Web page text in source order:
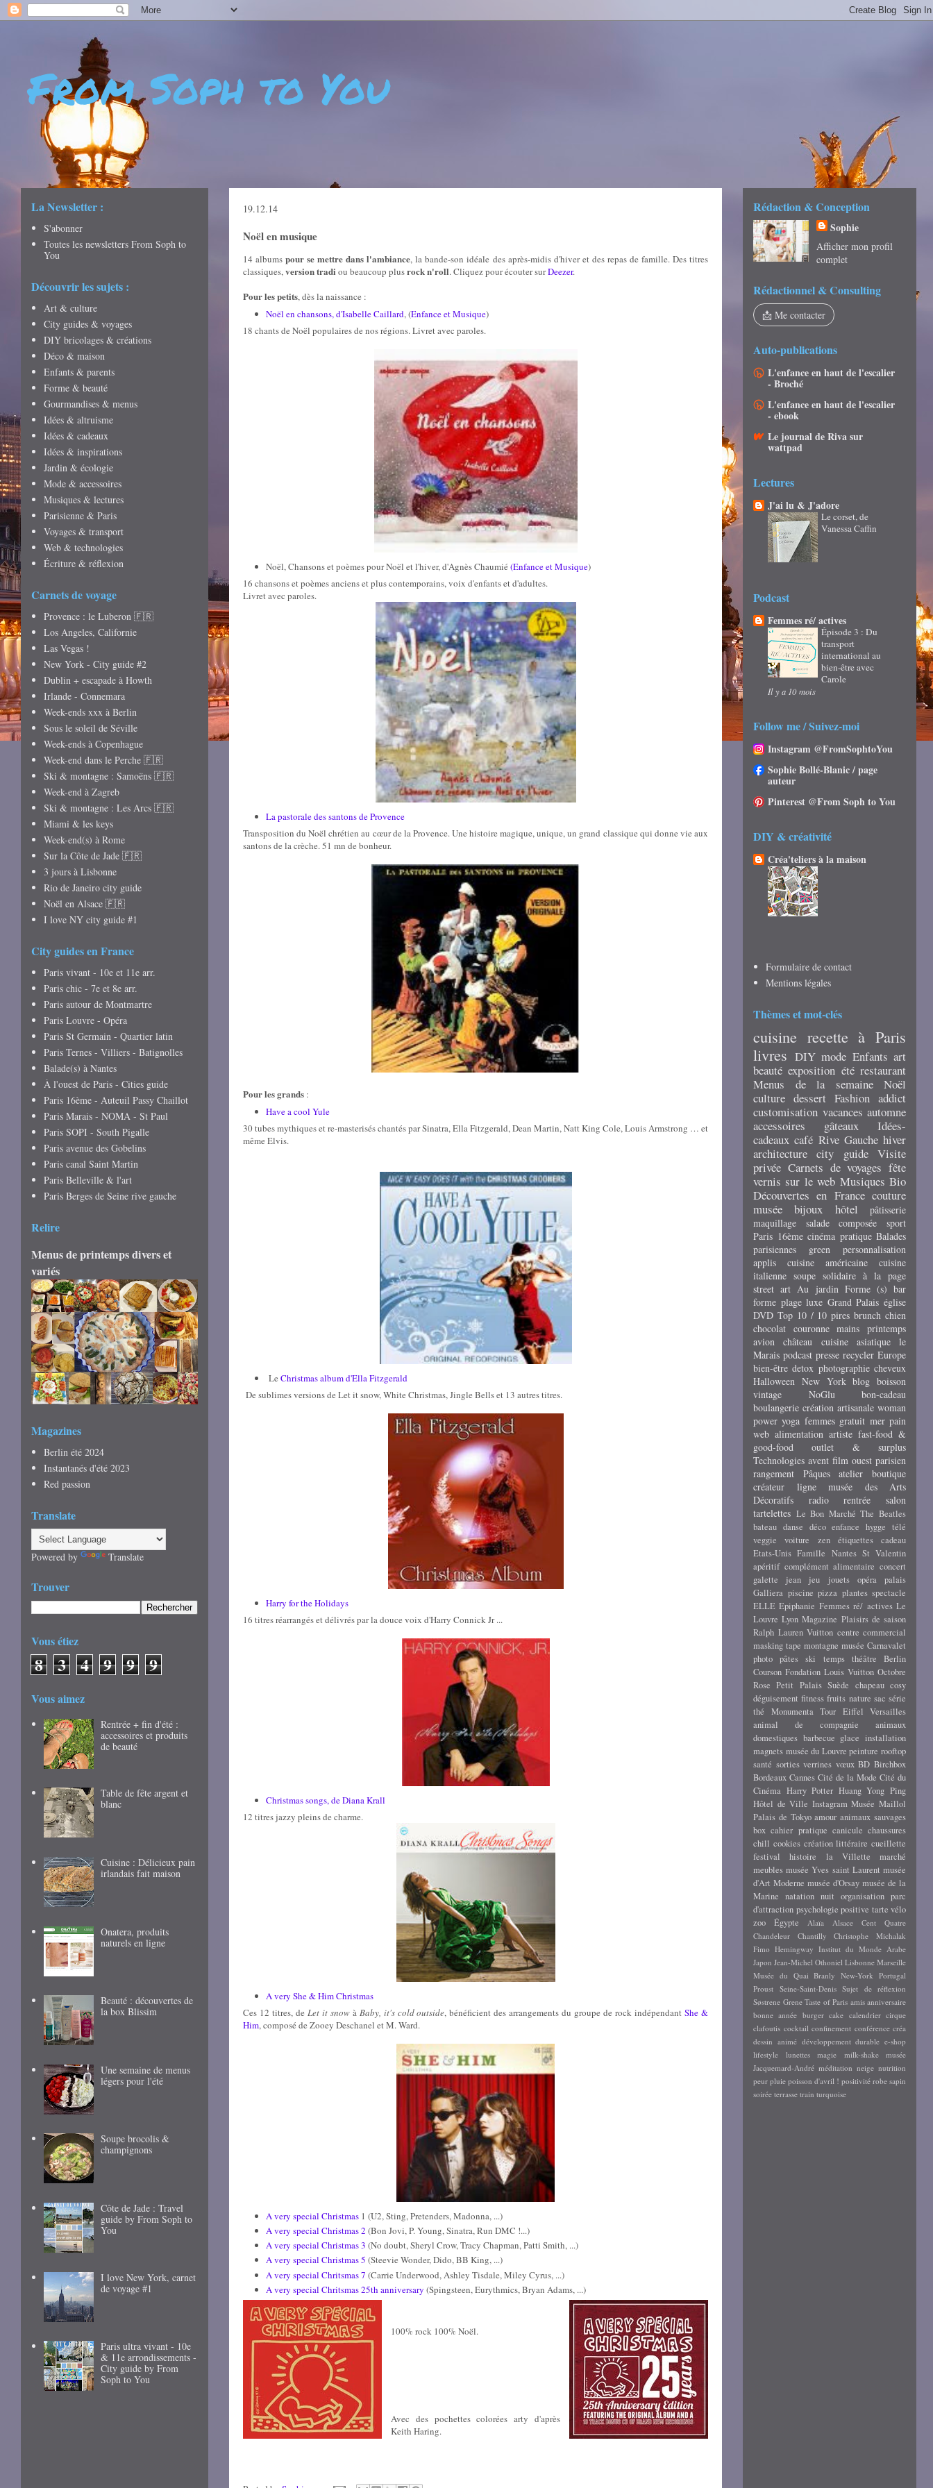
From Soph to You
- DÉCOUVERTES - CULTURE - CITY GUIDES - VOYAGES - CRÉATIVITÉ - ART DE VIVRE - BIEN-ÊTRE - POSITIVITÉ -
19.12.14
Noël en musique
14 albumspour se mettre dans l'ambiance, la bande-son idéale des après-midis d'hiver et des repas de famille. Des titres
classiques,version tradi ou beaucoup plusrock n'roll. Cliquez pour écouter surDeezer.
Pour les petits, dès la naissance :
Noël en chansons, d'Isabelle Caillard, (Enfance et Musique)
18 chants de Noël populaires de nos régions. Livret avec paroles.
Noël, Chansons et poèmes pour Noël et l'hiver, d'Agnès Chaumié (Enfance et Musique)
16 chansons et poèmes anciens et plus contemporains, voix d'enfants et d'adultes.
Livret avec paroles.
La pastorale des santons de Provence
Transposition du Noël chrétien au cœur de la Provence. Une histoire magique, unique, un grand classique qui donne vie aux
santons de la crèche. 51 mn de bonheur.
Pour les grands :
Have a cool Yule
30 tubes mythiques et re-masterisés chantés par Sinatra, Ella Fitzgerald, Dean Martin, Natt King Cole, Louis Armstrong … et
même Elvis.
Le Christmas album d'Ella Fitzgerald
De sublimes versions de Let it snow, White Christmas, Jingle Bells et 13 autres titres.
Harry for the Holidays
16 titres réarrangés et délivrés par la douce voix d'Harry Connick Jr ...
Christmas songs, de Diana Krall
12 titres jazzy pleins de charme.
A very She & Him Christmas
Ces 12 titres, de Let it snowà Baby, it's cold outside, bénéficient des arrangements du groupe de rock indépendantShe &
Him, composé de Zooey Deschanel et M. Ward.
A very special Christmas1 (U2, Sting, Pretenders, Madonna, ...)
A very special Christmas 2 (Bon Jovi, P. Young, Sinatra, Run DMC !...)
A very special Christmas 3 (No doubt, Sheryl Crow, Tracy Chapman, Patti Smith, ...)
A very special Christmas 5 (Steevie Wonder, Dido, BB King, ...)
A very special Chritsmas 7 (Carrie Underwood, Ashley Tisdale, Miley Cyrus, ...)
A very special Chritsmas 25th anniversary (Spingsteen, Eurythmics, Bryan Adams, ...)
100% rock 100% Noël.
Avec des pochettes colorées arty d'après
Keith Haring.
La Newsletter :
S'abonner
Toutes les newsletters From Soph to
You
Découvrir les sujets :
Art & culture
City guides & voyages
DIY bricolages & créations
Déco & maison
Enfants & parents
Forme & beauté
Gourmandises & menus
Idées & altruisme
Idées & cadeaux
Idées & inspirations
Jardin & écologie
Mode & accessoires
Musiques & lectures
Parisienne & Paris
Voyages & transport
Web & technologies
Écriture & réflexion
Carnets de voyage
Provence : le Luberon 🇫🇷
Los Angeles, Californie
Las Vegas !
New York - City guide #2
Dublin + escapade à Howth
Irlande - Connemara
Week-ends xxx à Berlin
Sous le soleil de Séville
Week-ends à Copenhague
Week-end dans le Perche 🇫🇷
Ski & montagne : Samoëns 🇫🇷
Week-end à Zagreb
Ski & montagne : Les Arcs 🇫🇷
Miami & les keys
Week-end(s) à Rome
Sur la Côte de Jade 🇫🇷
3 jours à Lisbonne
Rio de Janeiro city guide
Noël en Alsace 🇫🇷
I love NY city guide #1
City guides en France
Paris vivant - 10e et 11e arr.
Paris chic - 7e et 8e arr.
Paris autour de Montmartre
Paris Louvre - Opéra
Paris St Germain - Quartier latin
Paris Ternes - Villiers - Batignolles
Balade(s) à Nantes
À l'ouest de Paris - Cities guide
Paris 16ème - Auteuil Passy Chaillot
Paris Marais - NOMA - St Paul
Paris SOPI - South Pigalle
Paris avenue des Gobelins
Paris canal Saint Martin
Paris Belleville & l'art
Paris Berges de Seine rive gauche
Relire
Menus de printemps divers et
variés
Magazines
Berlin été 2024
Instantanés d'été 2023
Red passion
Translate
Powered by Translate
Trouver
Vous étiez
8 3 4 9 9 9
Vous aimez
Rentrée + fin d'été :
accessoires et produits
de beauté
Table de fête argent et
blanc
Cuisine : Délicieux pain
irlandais fait maison
Onatera, produits
naturels en ligne
Beauté : découvertes de
la box Blissim
Une semaine de menus
légers pour l'été
Soupe brocolis &
champignons
Côte de Jade : Travel
guide by From Soph to
You
I love New York, carnet
de voyage #1
Paris ultra vivant - 10e
& 11e arrondissements -
City guide by From
Soph to You
Rédaction & Conception
Sophie
Afficher mon profil
complet
Rédactionnel & Consulting
📩 Me contacter
Auto-publications
L'enfance en haut de l'escalier
- Broché
L'enfance en haut de l'escalier
- ebook
Le journal de Riva sur
wattpad
Lectures
J'ai lu & J'adore
Le corset, de
Vanessa Caffin
Podcast
Femmes ré/ actives
Épisode 3 : Du
transport
international au
bien-être avec
Carole
Il y a 10 mois
Follow me / Suivez-moi
Instagram @FromSophtoYou
Sophie Bollé-Blanic / page
auteur
Pinterest @From Soph to You
DIY & créativité
Créa'teliers à la maison
Formulaire de contact
Mentions légales
Thèmes et mot-clés
cuisine recette à Paris
livres DIY mode Enfants art
beauté exposition été restaurant
Menus de la semaine
Noël
culture dessert Fashion addict
customisation vacances automne
accessoires
gâteaux
Idées-
cadeaux café Rive Gauche hiver
architecture city guide Visite
privée Carnets de voyages fête
vernis sur le web Musiques Bio
Découvertes en France couture
musée
bijoux hôtel
pâtisserie
maquillage
salade composée
sport
Paris 16ème cinéma pratique Balades
parisiennes
green
personnalisation
applis
cuisine américaine
cuisine
italienne soupe solidaire à la page
street art Au jardin Forme (s) bar
forme plage luxe Grand Palais église
DVD Top 10 / 10 pires brunch chien
chocolat couronne mains printemps
avion
château cuisine asiatique
le
Marais podcast presse recycler Europe
bien-être detox photographie cheveux
Halloween New York blog boisson
vintage
NoGlu
bon-cadeau
boulangerie création artisanale woman
power yoga femmes gratuit mer pain
web alimentation artiste fast-food &
good-food
outlet & surplus
Technologies avent film ouest parisien
rangement
Pâques atelier
boutique
créateur
ligne
musée des Arts
Décoratifs
radio rentrée
salon
tartelettes Le Bon Marché The Beatles
bateau danse déco enfance hygge télé
veggie
voiture zen
étiquettes cadeau
Etats-Unis Famille Nantes St Valentin
apéritif complément alimentaire concert
galette
jean jeu jouets opéra
palais
Galliera piscine pizza plantes spectacle
ELLE Epiphanie Femmes ré/ actives Le
Louvre Lyon Magazine Plaisirs de saison
Ralph Lauren Vuitton centre commercial
masking tape montagne musée Carnavalet
photo
pâtes ski temps théâtre
Berlin
Courson Fondation Louis Vuitton Octobre
Rose Petit Palais Suède chapeau cosy
déguisement fitness fruits nature sac série
thé
Monumenta Tour Eiffel Versailles
animal de compagnie
animaux
domestiques barbecue glace installation
magnets musée du Louvre peinture rooftop
santé sorties verrines vœux BD Birchbox
Bordeaux Cannes Cité de la Mode Cité du
Cinéma Harry Potter Huang Yong Ping
Hôtel de Ville Instagram Musée Maillol
Palais de Tokyo amour animaux sauvages
box cahier pratique canicule chaussures
chill cookies création littéraire cueillette
festival
histoire la Villette
marché
meubles musée Yves saint Laurent musée
d'Art Moderne musée d'Orsay musée de la
Marine natation nuit organisation parc
d'attraction psychologie positive tarte vélo
zoo
Égypte Alaïa Alsace
Cent Quatre
Chandeleur
Chantilly
Christophe Michalak
Fimo Hemingway Institut du Monde Arabe
Japon Jean-Michel Othoniel Lisbonne Marseille
Musée du Quai Branly
New-York
Portugal
Proust Seine-Saint-Denis Sujet de réflexion
Søstrene Grene Taste of Paris amis anniversaire
bonne année burger cake calendrier cirque
clafoutis cocktail confinement conférence créa
dessin animé développement durable e-shop
lifestyle
lunettes magie milk-shake
musée
Jacquemard-André méditation neige nutrition
peur pluie poisson d'avril ! positivité robe sapin
soirée terrasse train turquoise